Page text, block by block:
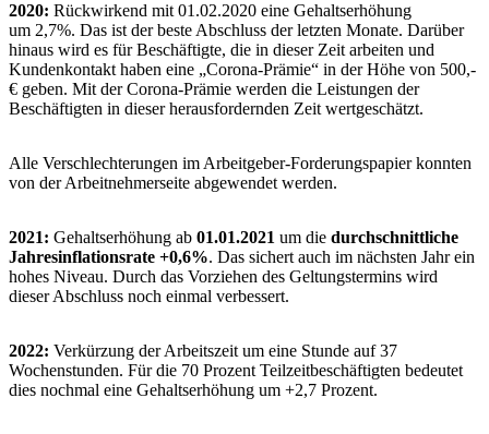
2020: Rückwirkend mit 01.02.2020 eine Gehaltserhöhung
um 2,7%. Das ist der beste Abschluss der letzten Monate. Darüber
hinaus wird es für Beschäftigte, die in dieser Zeit arbeiten und
Kundenkontakt haben eine „Corona-Prämie“ in der Höhe von 500,-
€ geben. Mit der Corona-Prämie werden die Leistungen der
Beschäftigten in dieser herausfordernden Zeit wertgeschätzt.
Alle Verschlechterungen im Arbeitgeber-Forderungspapier konnten
von der Arbeitnehmerseite abgewendet werden.
2021: Gehaltserhöhung ab 01.01.2021 um die durchschnittliche
Jahresinflationsrate +0,6%. Das sichert auch im nächsten Jahr ein
hohes Niveau. Durch das Vorziehen des Geltungstermins wird
dieser Abschluss noch einmal verbessert.
2022: Verkürzung der Arbeitszeit um eine Stunde auf 37
Wochenstunden. Für die 70 Prozent Teilzeitbeschäftigten bedeutet
dies nochmal eine Gehaltserhöhung um +2,7 Prozent.